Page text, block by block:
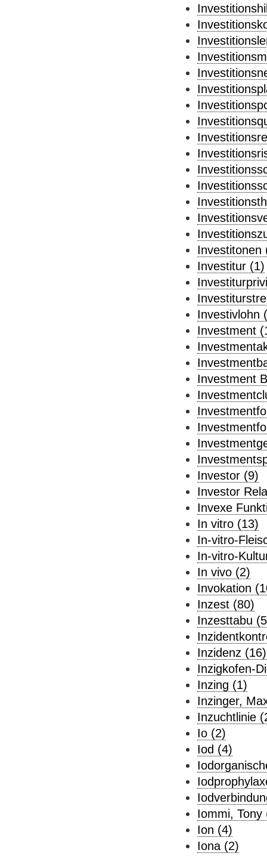
Investitonen
Investitur (1)
Investivlohn
Investment
Investment
Investor (9)
Investor
Invexe
In vitro (13)
In-vitro-
In-vitro-
In vivo (2)
Invokation
Inzest (80)
Inzesttabu
Inzidenz (16)
Inzigkofen-
Inzing (1)
Inzinger,
Inzuchtlinie
Io (2)
Iod (4)
Iommi, Tony
Ion (4)
Iona (2)